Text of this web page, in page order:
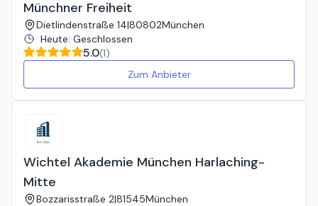
Münchner Freiheit
Dietlindenstraße 14|80802München
Heute: Geschlossen
5.0(1)
Zum Anbieter
Wichtel Akademie München Harlaching-
Mitte
Bozzarisstraße 2|81545München